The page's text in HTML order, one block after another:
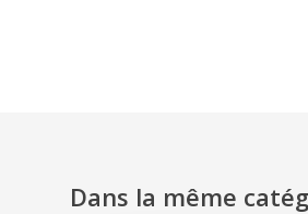
Dans la même